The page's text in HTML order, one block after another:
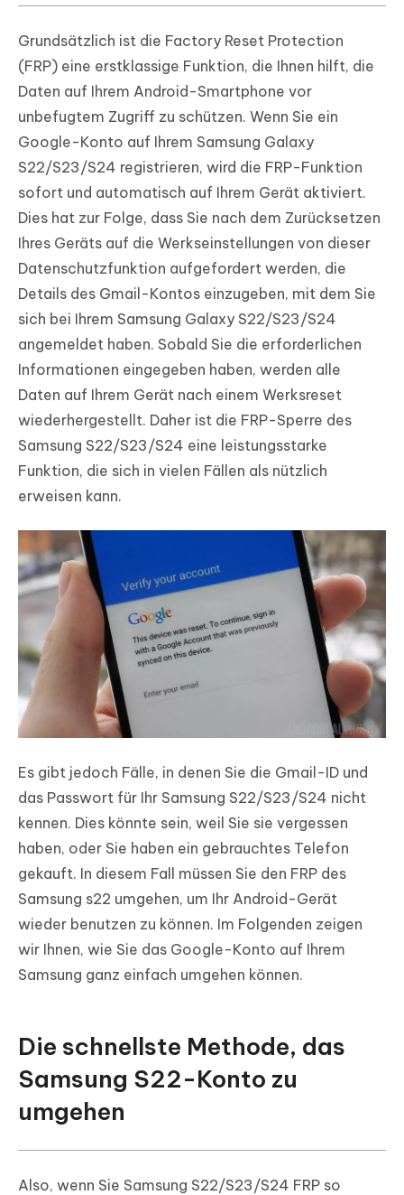
Grundsätzlich ist die Factory Reset Protection
(FRP) eine erstklassige Funktion, die Ihnen hilft, die
Daten auf Ihrem Android-Smartphone vor
unbefugtem Zugriff zu schützen. Wenn Sie ein
Google-Konto auf Ihrem Samsung Galaxy
S22/S23/S24 registrieren, wird die FRP-Funktion
sofort und automatisch auf Ihrem Gerät aktiviert.
Dies hat zur Folge, dass Sie nach dem Zurücksetzen
Ihres Geräts auf die Werkseinstellungen von dieser
Datenschutzfunktion aufgefordert werden, die
Details des Gmail-Kontos einzugeben, mit dem Sie
sich bei Ihrem Samsung Galaxy S22/S23/S24
angemeldet haben. Sobald Sie die erforderlichen
Informationen eingegeben haben, werden alle
Daten auf Ihrem Gerät nach einem Werksreset
wiederhergestellt. Daher ist die FRP-Sperre des
Samsung S22/S23/S24 eine leistungsstarke
Funktion, die sich in vielen Fällen als nützlich
erweisen kann.
Es gibt jedoch Fälle, in denen Sie die Gmail-ID und
das Passwort für Ihr Samsung S22/S23/S24 nicht
kennen. Dies könnte sein, weil Sie sie vergessen
haben, oder Sie haben ein gebrauchtes Telefon
gekauft. In diesem Fall müssen Sie den FRP des
Samsung s22 umgehen, um Ihr Android-Gerät
wieder benutzen zu können. Im Folgenden zeigen
wir Ihnen, wie Sie das Google-Konto auf Ihrem
Samsung ganz einfach umgehen können.
Die schnellste Methode, das
Samsung S22-Konto zu
umgehen
Also, wenn Sie Samsung S22/S23/S24 FRP so